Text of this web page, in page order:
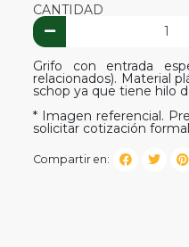
CANTIDAD
Grifo con entrada
relacionados). Material
schop ya que tiene hilo
* Imagen referencial.
solicitar cotización
Compartir en: